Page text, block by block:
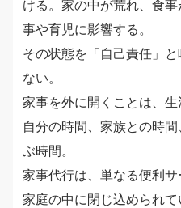
ける。家の中が荒れ、食
事や育児に影響する。
その状態を「自己責任」
ない。
家事を外に開くことは、生
自分の時間、家族との時
ぶ時間。
家事代行は、単なる便利サ
家庭の中に閉じ込められ